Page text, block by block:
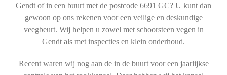
Gendt of in een buurt met de postcode 6691 GC? U kunt dan
gewoon op ons rekenen voor een veilige en deskundige
veegbeurt. Wij helpen u zowel met schoorsteen vegen in
Gendt als met inspecties en klein onderhoud.
Recent waren wij nog aan de in de buurt voor een jaarlijkse